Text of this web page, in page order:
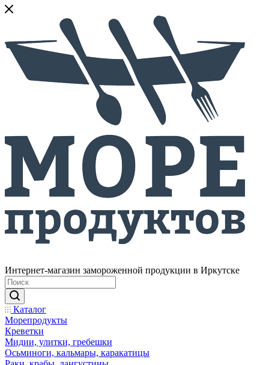
Интернет-магазин замороженной продукции в Иркутске
Каталог
Морепродукты
Креветки
Мидии, улитки, гребешки
Осьминоги, кальмары, каракатицы